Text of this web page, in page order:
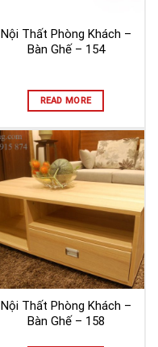
Nội Thất Phòng Khách –
Bàn Ghế – 154
READ MORE
Nội Thất Phòng Khách –
Bàn Ghế – 158